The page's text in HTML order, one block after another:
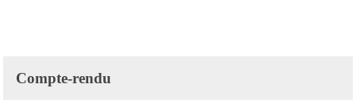
Compte-rendu